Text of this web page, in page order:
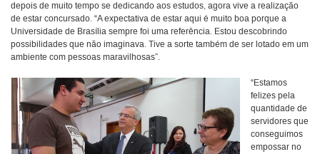
depois de muito tempo se dedicando aos estudos, agora vive a realização
de estar concursado. “A expectativa de estar aqui é muito boa porque a
Universidade de Brasília sempre foi uma referência. Estou descobrindo
possibilidades que não imaginava. Tive a sorte também de ser lotado em um
ambiente com pessoas maravilhosas”.
“Estamos
felizes pela
quantidade de
servidores que
conseguimos
empossar no